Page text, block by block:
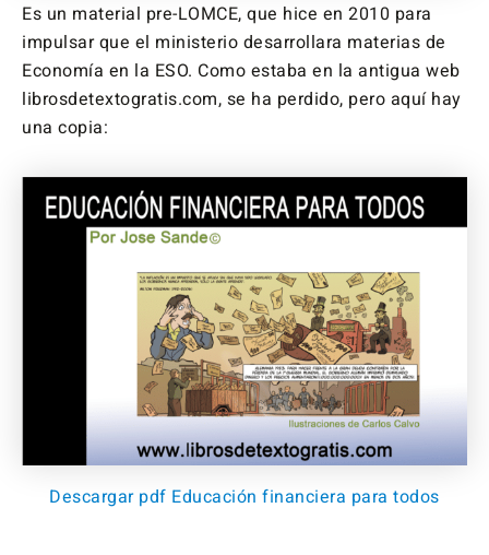
Es un material pre-LOMCE, que hice en 2010 para
impulsar que el ministerio desarrollara materias de
Economía en la ESO. Como estaba en la antigua web
librosdetextogratis.com, se ha perdido, pero aquí hay
una copia:
Descargar pdf Educación financiera para todos